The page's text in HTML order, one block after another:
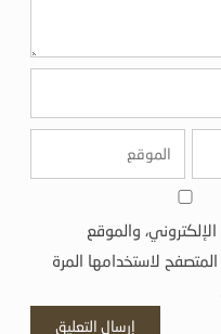
والموقع
لاستخدامها المرة